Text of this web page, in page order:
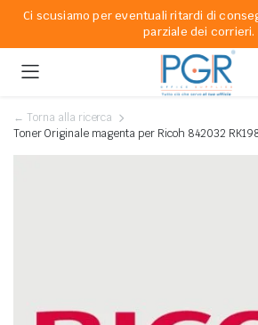
Ci scusiamo per eventuali ritardi di
parziale dei corrieri.
← Torna alla ricerca
Toner Originale magenta per Ricoh 842032